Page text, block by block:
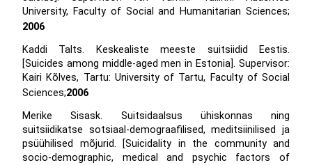
University, Faculty of Social and Humanitarian Sciences;
2006
Kaddi Talts. Keskealiste meeste suitsiidid Eestis.
[Suicides among middle-aged men in Estonia]. Supervisor:
Kairi Kõlves, Tartu: University of Tartu, Faculty of Social
Sciences;2006
Merike Sisask. Suitsidaalsus ühiskonnas ning
suitsiidikatse sotsiaal-demograafilised, meditsiinilised ja
psüühilised mõjurid. [Suicidality in the community and
socio-demographic, medical and psychic factors of